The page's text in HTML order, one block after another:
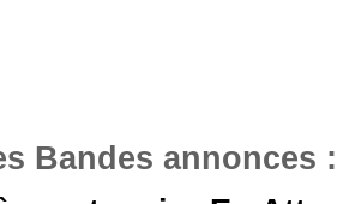
Bandes annonces